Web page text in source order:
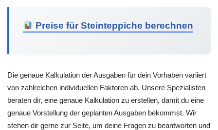
Preise für Steinteppiche berechnen
Die genaue Kalkulation der Ausgaben für dein Vorhaben variiert
von zahlreichen individuellen Faktoren ab. Unsere Spezialisten
beraten dir, eine genaue Kalkulation zu erstellen, damit du eine
genaue Vorstellung der geplanten Ausgaben bekommst. Wir
stehen dir gerne zur Seite, um deine Fragen zu beantworten und